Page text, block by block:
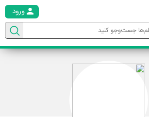
ورود